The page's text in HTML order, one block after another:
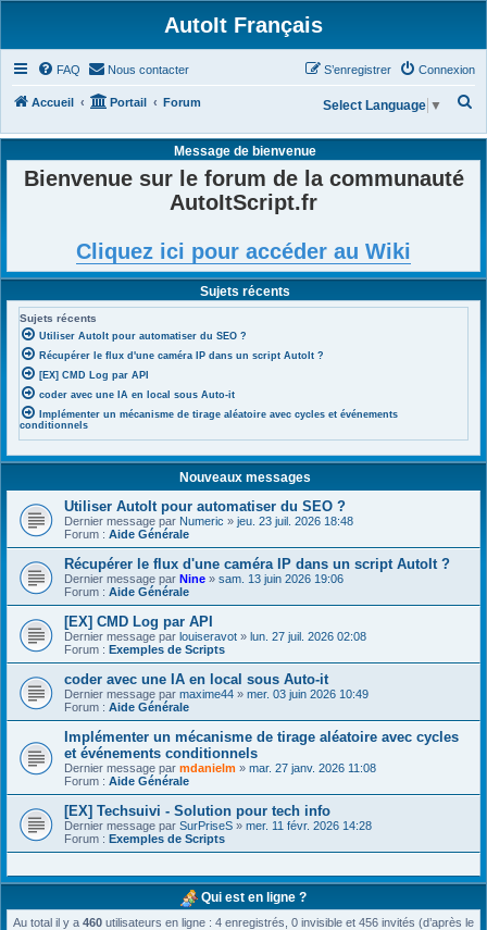
AutoIt Français
FAQ Nous contacter Connexion
S’enregistrer
Accueil Portail Forum
h
Select Language ▼
Message de bienvenue
Bienvenue sur le forum de la communauté
AutoItScript.fr
Cliquez ici pour accéder au Wiki
Sujets récents
Sujets récents
Utiliser AutoIt pour automatiser du SEO ?
Récupérer le flux d'une caméra IP dans un script AutoIt ?
[EX] CMD Log par API
coder avec une IA en local sous Auto-it
Implémenter un mécanisme de tirage aléatoire avec cycles et événements
conditionnels
Nouveaux messages
Utiliser AutoIt pour automatiser du SEO ?
Dernier message par Numeric » jeu. 23 juil. 2026 18:48
Forum : Aide Générale
Récupérer le flux d'une caméra IP dans un script AutoIt ?
Dernier message par Nine » sam. 13 juin 2026 19:06
Forum : Aide Générale
[EX] CMD Log par API
Dernier message par louiseravot » lun. 27 juil. 2026 02:08
Forum : Exemples de Scripts
coder avec une IA en local sous Auto-it
Dernier message par maxime44 » mer. 03 juin 2026 10:49
Forum : Aide Générale
Implémenter un mécanisme de tirage aléatoire avec cycles
et événements conditionnels
Dernier message par mdanielm » mar. 27 janv. 2026 11:08
Forum : Aide Générale
[EX] Techsuivi - Solution pour tech info
Dernier message par SurPriseS » mer. 11 févr. 2026 14:28
Forum : Exemples de Scripts
Qui est en ligne ?
Au total il y a 460 utilisateurs en ligne : 4 enregistrés, 0 invisible et 456 invités (d’après le